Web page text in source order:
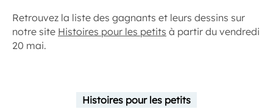
Retrouvez la liste des gagnants et leurs dessins sur
notre site Histoires pour les petits à partir du vendredi
20 mai.
Histoires pour les petits